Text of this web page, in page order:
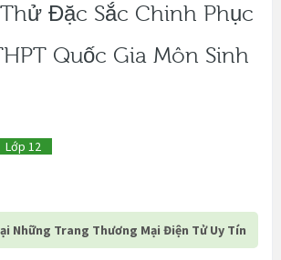
Đặc Sắc Chinh Phục
Quốc Gia Môn Sinh
Lớp 12
Những Trang Thương Mại Điện Tử Uy Tín